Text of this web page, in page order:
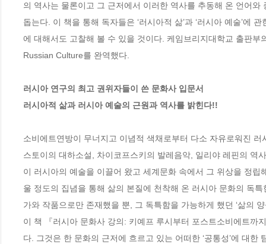
의 역사는 물론이고 그 근저에서 이러한 역사를 추동해 온 언어
돕는다. 이 책을 통해 독자들은 ‘러시아적 삶’과 ‘러시아 예술’에
에 대해서도 고찰해 볼 수 있을 것이다. 케임브리지대학교 출판
Russian Culture를 완역했다.
러시아 연구의 최고 권위자들이 쓴 문화사 입문서
러시아적 삶과 러시아 예술의 근원과 역사를 밝힌다!!
소비에트연방이 무너지고 이념적 색채로부터 다소 자유로워진
스토이의 대하소설, 차이코프스키의 발레음악, 일리야 레핀의
이 러시아의 예술을 이끌어 왔고 세계문화 속에서 그 위상을 정
울 정도의 집념을 통해 삶의 본질에 천착해 온 러시아 문화의 독
가와 작품으로만 존재했을 뿐, 그 독특함을 가능하게 했던 ‘삶의
이 책 『러시아 문화사 강의: 키예프 루시부터 포스트소비에트까
다. 그것은 한 문화의 근저에 흐르고 있는 어떠한 ‘공통성’에 대